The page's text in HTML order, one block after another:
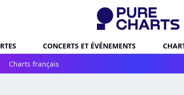
CONCERTS ET ÉVÉNEMENTS
Charts français